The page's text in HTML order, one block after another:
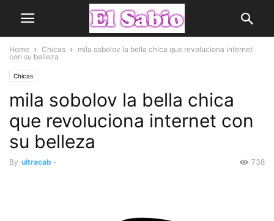
Home Chicas
mila sobolov la bella chica que revoluciona internet
con su belleza
Chicas
mila sobolov la bella chica
que revoluciona internet con
su belleza
By ultracab - 738